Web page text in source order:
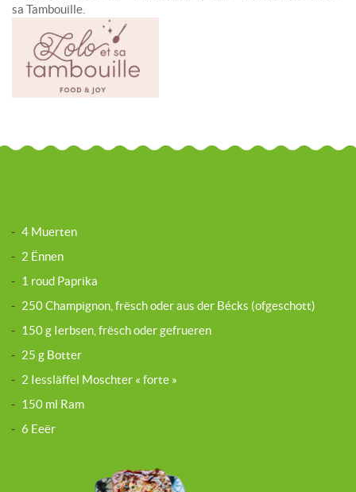
sa Tambouille.
- 4 Muerten
- 2 Ënnen
- 1 roud Paprika
- 250 Champignon, frësch oder aus der Bécks (ofgeschott)
- 150 g Ierbsen, frësch oder gefrueren
- 25 g Botter
- 2 Iessläffel Moschter « forte »
- 150 ml Ram
- 6 Eeër